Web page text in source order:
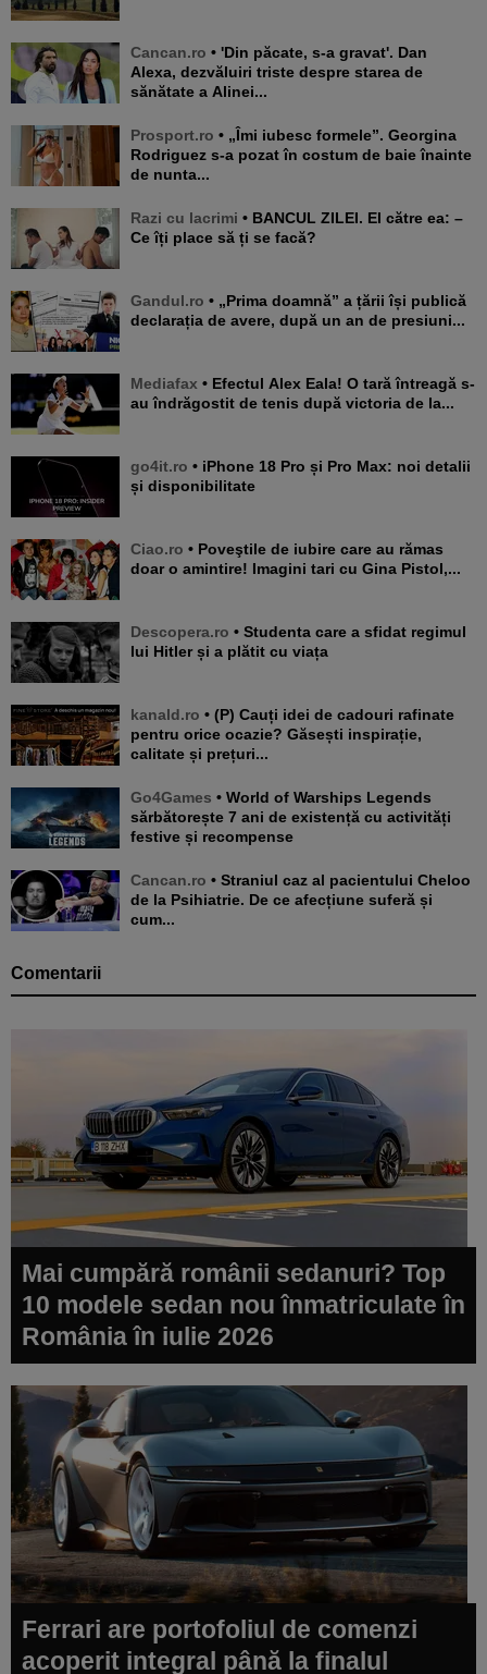
Cancan.ro • 'Din păcate, s-a gravat'. Dan
Alexa, dezvăluiri triste despre starea de
sănătate a Alinei...
Prosport.ro • „Îmi iubesc formele”. Georgina
Rodriguez s-a pozat în costum de baie înainte
de nunta...
Razi cu lacrimi • BANCUL ZILEI. El către ea: –
Ce îți place să ți se facă?
Gandul.ro • „Prima doamnă” a țării își publică
declarația de avere, după un an de presiuni...
Mediafax • Efectul Alex Eala! O tară întreagă s-
au îndrăgostit de tenis după victoria de la...
go4it.ro • iPhone 18 Pro și Pro Max: noi detalii
și disponibilitate
Ciao.ro • Poveştile de iubire care au rămas
doar o amintire! Imagini tari cu Gina Pistol,...
Descopera.ro • Studenta care a sfidat regimul
lui Hitler și a plătit cu viața
kanald.ro • (P) Cauți idei de cadouri rafinate
pentru orice ocazie? Găsești inspirație,
calitate și prețuri...
Go4Games • World of Warships Legends
sărbătorește 7 ani de existență cu activități
festive și recompense
Cancan.ro • Straniul caz al pacientului Cheloo
de la Psihiatrie. De ce afecțiune suferă și
cum...
Comentarii
Mai cumpără românii sedanuri? Top
10 modele sedan nou înmatriculate în
România în iulie 2026
Ferrari are portofoliul de comenzi
acoperit integral până la finalul